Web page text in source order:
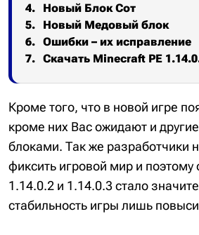
Новый Блок Сот
Новый Медовый блок
Ошибки – их исправление
Скачать Minecraft PE
Кроме того, что в новой игре
кроме них Вас ожидают и
блоками. Так же разработчики
фиксить игровой мир и поэтому
1.14.0.2 и 1.14.0.3 стало
стабильность игры лишь